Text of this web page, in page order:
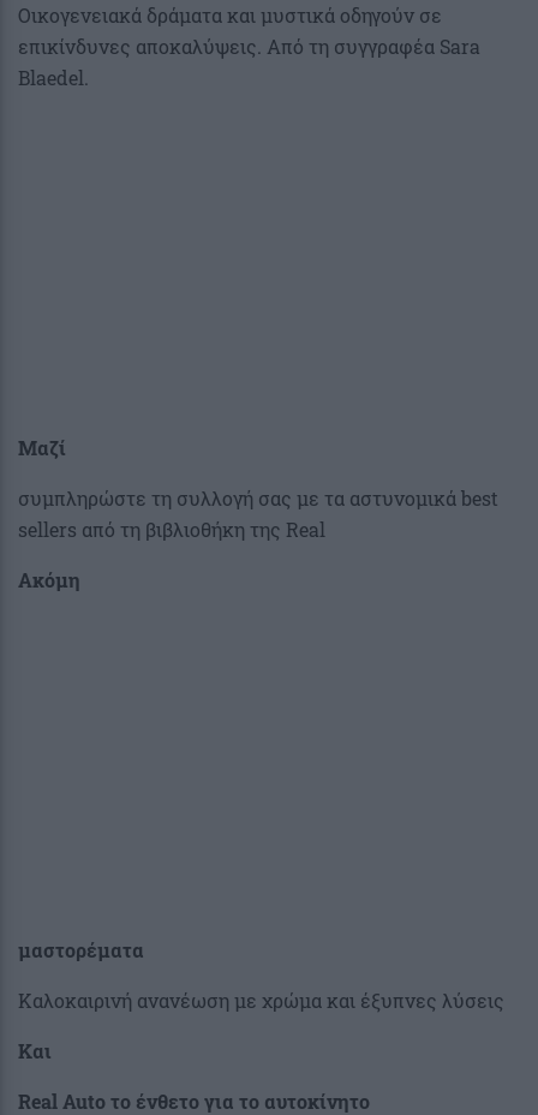
Οικογενειακά δράματα και μυστικά οδηγούν σε
επικίνδυνες αποκαλύψεις. Από τη συγγραφέα Sara
Blaedel.
Μαζί
συμπληρώστε τη συλλογή σας με τα αστυνομικά best
sellers από τη βιβλιοθήκη της Real
Ακόμη
μαστορέματα
Καλοκαιρινή ανανέωση με χρώμα και έξυπνες λύσεις
Και
Real Auto το ένθετο για το αυτοκίνητο